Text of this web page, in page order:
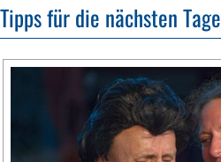
Tipps für die nächsten Tage